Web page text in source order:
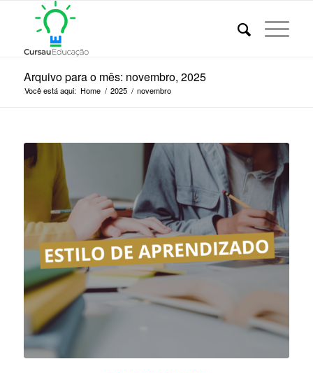
Arquivo para o mês: novembro, 2025
Você está aqui: Home / 2025 / novembro